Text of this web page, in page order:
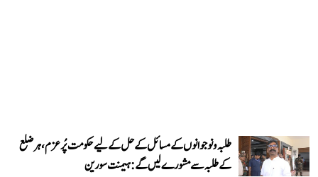
طلبہ و نوجوانوں کے مسائل کے حل کے لیے حکومت پُرعزم، ہر ضلع
کے طلبہ سے مشورے لیں گے: ہیمنت سورین